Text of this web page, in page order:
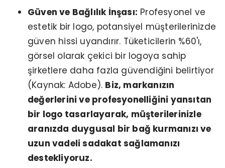
Güven ve Bağlılık İnşası: Profesyonel ve
estetik bir logo, potansiyel müşterilerinizde
güven hissi uyandırır. Tüketicilerin %60'ı,
görsel olarak çekici bir logoya sahip
şirketlere daha fazla güvendiğini belirtiyor
(Kaynak: Adobe). Biz, markanızın
değerlerini ve profesyonelliğini yansıtan
bir logo tasarlayarak, müşterilerinizle
aranızda duygusal bir bağ kurmanızı ve
uzun vadeli sadakat sağlamanızı
destekliyoruz.